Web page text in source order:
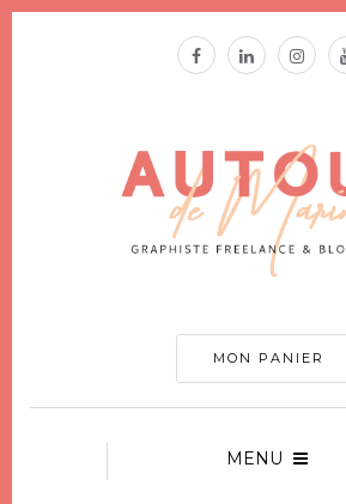
MON PANIER
MENU